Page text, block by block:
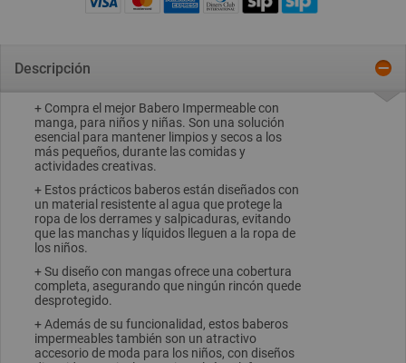
Descripción
+ Compra el mejor Babero Impermeable con
manga, para niños y niñas. Son una solución
esencial para mantener limpios y secos a los
más pequeños, durante las comidas y
actividades creativas.
+ Estos prácticos baberos están diseñados con
un material resistente al agua que protege la
ropa de los derrames y salpicaduras, evitando
que las manchas y líquidos lleguen a la ropa de
los niños.
+ Su diseño con mangas ofrece una cobertura
completa, asegurando que ningún rincón quede
desprotegido.
+ Además de su funcionalidad, estos baberos
impermeables también son un atractivo
accesorio de moda para los niños, con diseños